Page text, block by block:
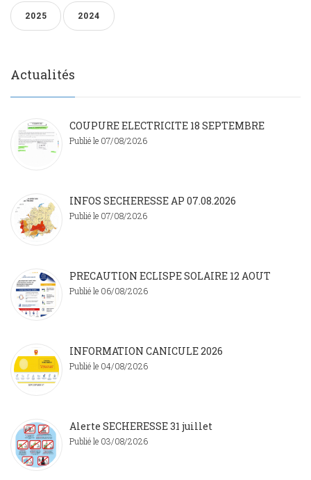
2025 2024
Actualités
COUPURE ELECTRICITE 18 SEPTEMBRE
Publié le 07/08/2026
INFOS SECHERESSE AP 07.08.2026
Publié le 07/08/2026
PRECAUTION ECLISPE SOLAIRE 12 AOUT
Publié le 06/08/2026
INFORMATION CANICULE 2026
Publié le 04/08/2026
Alerte SECHERESSE 31 juillet
Publié le 03/08/2026